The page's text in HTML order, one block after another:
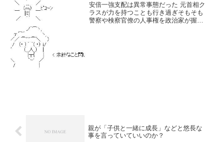
安倍一強支配は異常事態だった 元首相ク
ラスが力を持つことも行き過ぎそもそも
警察や検察官僚の人事権を政治家が握っ
親が「子供と一緒に成長」などと悠長な
事を言っていていいのか？